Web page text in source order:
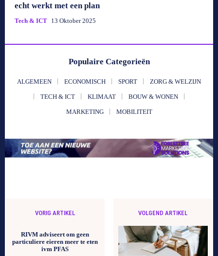
echt werkt met een plan
Tech & ICT 13 Oktober 2025
Populaire Categorieën
ALGEMEEN ECONOMISCH SPORT ZORG & WELZIJN
TECH & ICT KLIMAAT BOUW & WONEN
MARKETING MOBILITEIT
VORIG ARTIKEL
RIVM adviseert om geen
particuliere eieren meer te eten
ivm PFAS
VOLGEND ARTIKEL